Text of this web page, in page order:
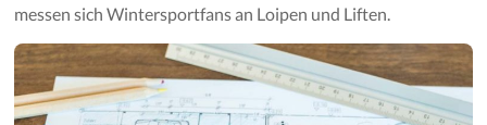
messen sich Wintersportfans an Loipen und Liften.